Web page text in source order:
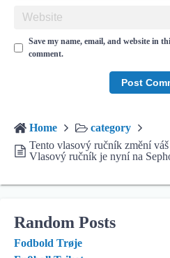
Save my name, email, and website in
comment.
Home
category
Tento vlasový ručník změní
Vlasový ručník je nyní na
Random Posts
Fodbold Trøje